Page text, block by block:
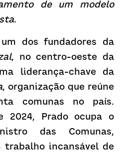
de um modelo
.
dos fundadores da
, no centro-oeste da
, organização que reúne
comunas no país.
2024, Prado ocupa o
das Comunas,
trabalho incansável de